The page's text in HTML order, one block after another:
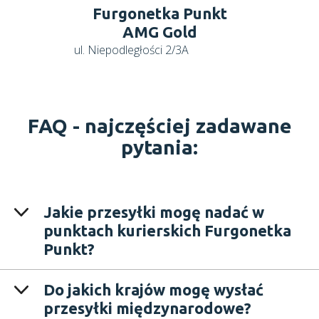
Furgonetka Punkt
AMG Gold
ul. Niepodległości 2/3A
FAQ - najczęściej zadawane
pytania:
Jakie przesyłki mogę nadać w
punktach kurierskich Furgonetka
Punkt?
Do jakich krajów mogę wysłać
przesyłki międzynarodowe?